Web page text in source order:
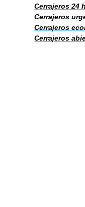
Cerrajeros 24
Cerrajeros
Cerrajeros
Cerrajeros